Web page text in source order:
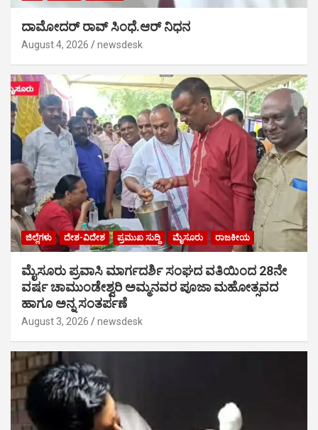
ದಾಮೋದರ್ ರಾವ್ ಸಿಂಧೆ.ಆರ್ ನಿಧನ
August 4, 2026 newsdesk
ಜಿಲ್ಲೆಗಳು ದೇಶ-ವಿದೇಶ ಪ್ರಮುಖ ಸುದ್ದಿ ಮೈಸೂರು ರಾಜಕೀಯ
ಮೈಸೂರು ಪ್ರವಾಸಿ ಮಾರ್ಗದರ್ಶಿ ಸಂಘದ ವತಿಯಿಂದ 28ನೇ
ವರ್ಷ ಚಾಮುಂಡೇಶ್ವರಿ ಅಮ್ಮನವರ ಪೂಜಾ ಮಹೋತ್ಸವದ
ಹಾಗೂ ಅನ್ನ ಸಂತರ್ಪಣೆ
August 3, 2026 newsdesk